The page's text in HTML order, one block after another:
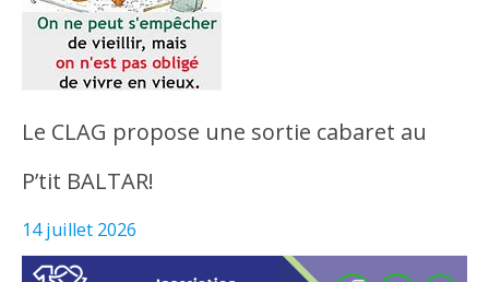
Le CLAG propose une sortie cabaret au
P’tit BALTAR!
14 juillet 2026